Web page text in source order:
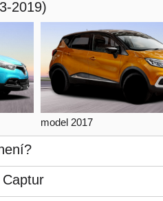
2019)
model 2017